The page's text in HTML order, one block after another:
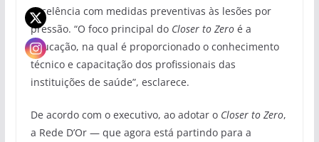
excelência com medidas preventivas às lesões por
pressão. “O foco principal do Closer to Zeroé a
educação, na qual é proporcionado o conhecimento
técnico e capacitação dos profissionais das
instituições de saúde”, esclarece.
De acordo com o executivo, ao adotar o Closer to Zero,
a Rede D’Or — que agora está partindo para a